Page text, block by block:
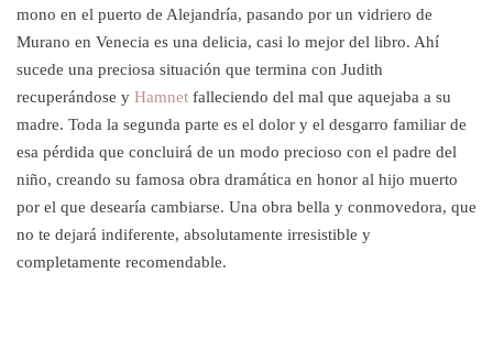
mono en el puerto de Alejandría, pasando por un vidriero de
Murano en Venecia es una delicia, casi lo mejor del libro. Ahí
sucede una preciosa situación que termina con Judith
recuperándose y Hamnet falleciendo del mal que aquejaba a su
madre. Toda la segunda parte es el dolor y el desgarro familiar de
esa pérdida que concluirá de un modo precioso con el padre del
niño, creando su famosa obra dramática en honor al hijo muerto
por el que desearía cambiarse. Una obra bella y conmovedora, que
no te dejará indiferente, absolutamente irresistible y
completamente recomendable.